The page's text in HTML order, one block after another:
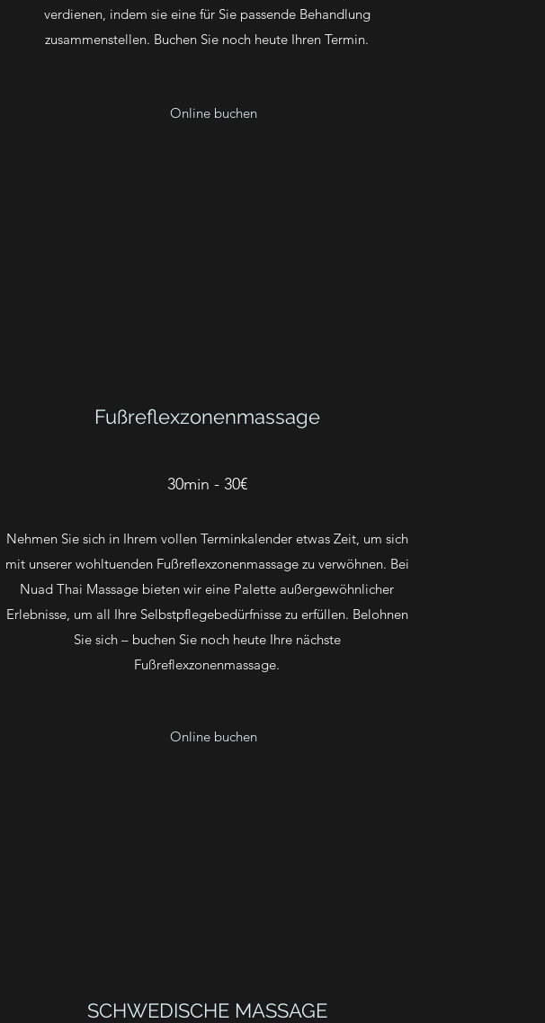
verdienen, indem sie eine für Sie passende Behandlung
zusammenstellen. Buchen Sie noch heute Ihren Termin.
Online buchen
Fußreflexzonenmassage
30min - 30€
Nehmen Sie sich in Ihrem vollen Terminkalender etwas Zeit, um sich
mit unserer wohltuenden Fußreflexzonenmassage zu verwöhnen. Bei
Nuad Thai Massage bieten wir eine Palette außergewöhnlicher
Erlebnisse, um all Ihre Selbstpflegebedürfnisse zu erfüllen. Belohnen
Sie sich – buchen Sie noch heute Ihre nächste
Fußreflexzonenmassage.
Online buchen
SCHWEDISCHE MASSAGE